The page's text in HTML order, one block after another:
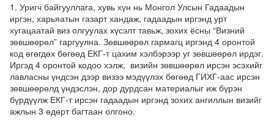
1. Уригч байгууллага, хувь хүн нь Монгол Улсын Гадаадын
иргэн, харьяатын газарт хандаж, гадаадын иргэнд урт
хугацаатай виз олгуулах хүсэлт тавьж, зохих ёсны “Визний
зөвшөөрөл” гаргуулна. Зөвшөөрөл гармагц иргэнд 4 оронтой
код өгөгдөх бөгөөд ЕКГ-т цахим хэлбэрээр уг зөвшөөрөл ирдэг.
Иргэд 4 оронтой кодоо хэлж, визийн зөвшөөрөл ирсэн эсэхийг
лавласны үндсэн дээр визээ мэдүүлэх бөгөөд ГИХГ-аас ирсэн
зөвшөөрөлд үндэслэн, дор дурдсан материалыг иж бүрэн
бүрдүүлж ЕКГ-т ирсэн гадаадын иргэнд зохих ангиллын визийг
ажлын 3 өдөрт багтаан олгоно.